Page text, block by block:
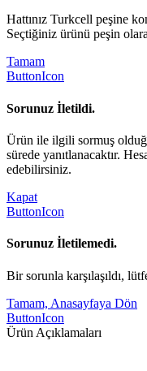
Hattınız Turkcell peşine
Seçtiğiniz ürünü peşin
Tamam
ButtonIcon
Sorunuz İletildi.
Ürün ile ilgili sormuş
sürede yanıtlanacaktır.
edebilirsiniz.
Kapat
ButtonIcon
Sorunuz İletilemedi.
Bir sorunla karşılaşıldı,
Tamam, Anasayfaya Dön
ButtonIcon
Ürün Açıklamaları